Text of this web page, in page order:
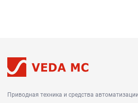
Приводная техника и средства автоматизации